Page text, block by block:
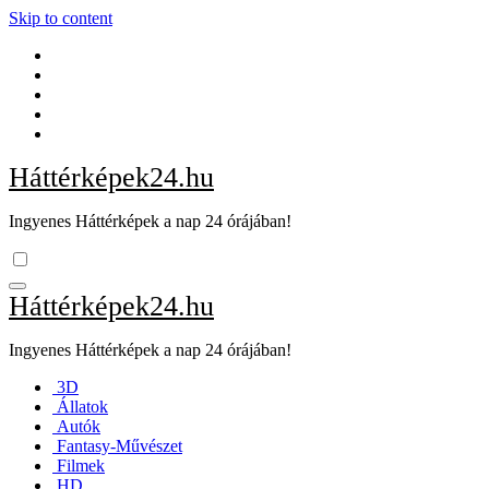
Skip to content
Háttérképek24.hu
Ingyenes Háttérképek a nap 24 órájában!
Háttérképek24.hu
Ingyenes Háttérképek a nap 24 órájában!
3D
Állatok
Autók
Fantasy-Művészet
Filmek
HD